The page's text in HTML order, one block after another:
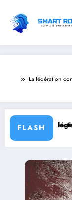
contenu
La fédération
FLASH
législatifs significatifs.
de Sidi